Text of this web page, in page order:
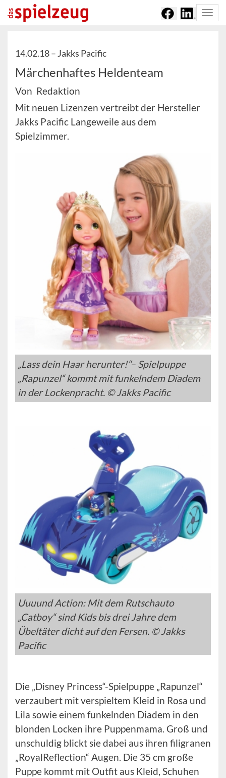
14.02.18 – Jakks Pacific
Märchenhaftes Heldenteam
Von Redaktion
Mit neuen Lizenzen vertreibt der Hersteller
Jakks Pacific Langeweile aus dem
Spielzimmer.
„Lass dein Haar herunter!“– Spielpuppe
„Rapunzel“ kommt mit funkelndem Diadem
in der Lockenpracht. © Jakks Pacific
Uuuund Action: Mit dem Rutschauto
„Catboy“ sind Kids bis drei Jahre dem
Übeltäter dicht auf den Fersen. © Jakks
Pacific
Die „Disney Princess“-Spielpuppe „Rapunzel“
verzaubert mit verspieltem Kleid in Rosa und
Lila sowie einem funkelnden Diadem in den
blonden Locken ihre Puppenmama. Groß und
unschuldig blickt sie dabei aus ihren filigranen
„RoyalReflection“ Augen. Die 35 cm große
Puppe kommt mit Outfit aus Kleid, Schuhen